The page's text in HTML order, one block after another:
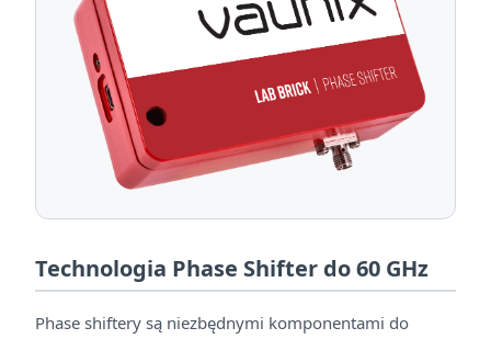
Technologia Phase Shifter do 60 GHz
Phase shiftery są niezbędnymi komponentami do